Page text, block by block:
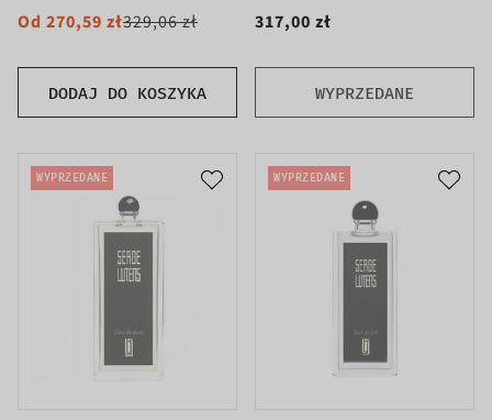
DODAJ DO KOSZYKA
Od 270,59 zł329,06 zł
WYPRZEDANE
317,00 zł
WYPRZEDANE WYPRZEDANE